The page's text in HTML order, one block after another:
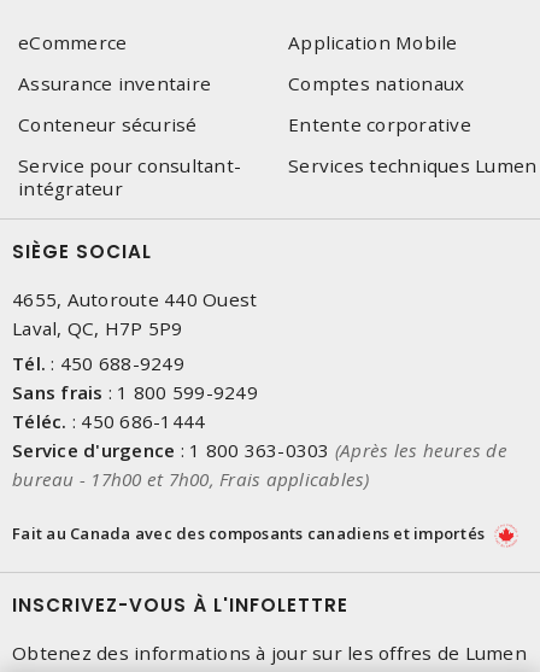
eCommerce
Application Mobile
Assurance inventaire
Comptes nationaux
Conteneur sécurisé
Entente corporative
Service pour consultant-
intégrateur
Services techniques Lumen
SIÈGE SOCIAL
4655, Autoroute 440 Ouest
Laval, QC, H7P 5P9
Tél. : 450 688-9249
Sans frais : 1 800 599-9249
Téléc. : 450 686-1444
Service d'urgence : 1 800 363-0303 (Après les heures de
bureau - 17h00 et 7h00, Frais applicables)
Fait au Canada avec des composants canadiens et importés
INSCRIVEZ-VOUS À L'INFOLETTRE
Obtenez des informations à jour sur les offres de Lumen